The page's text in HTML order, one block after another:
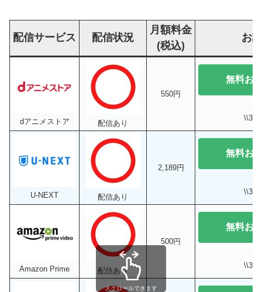
配信サービス 配信状況
月額料金
(税込)
お
dアニメストア 配信あり
550円
無料お
\\31
U-NEXT 配信あり
2,189円
無料お
\\31
Amazon Prime 配信あり
500円
無料お
\\30
スクロールできます